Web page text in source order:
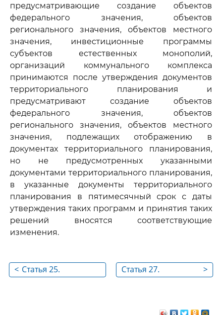
предусматривающие создание объектов
федерального значения, объектов
регионального значения, объектов местного
значения, инвестиционные программы
субъектов естественных монополий,
организаций коммунального комплекса
принимаются после утверждения документов
территориального планирования и
предусматривают создание объектов
федерального значения, объектов
регионального значения, объектов местного
значения, подлежащих отображению в
документах территориального планирования,
но не предусмотренных указанными
документами территориального планирования,
в указанные документы территориального
планирования в пятимесячный срок с даты
утверждения таких программ и принятия таких
решений вносятся соответствующие
изменения.
< Статья 25.
>
Статья 27.